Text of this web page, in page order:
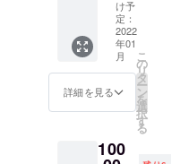
日：
2022/2/
5（土）
午前10
時～12
参加方
法：
ソッド
につい
てはこ
ちらか
⇒https:
//wm-
salon.c
ronoki/
本文中
のリ
ターン
紹介の
項目を
ご覧く
ださ
い。
スメー
ル、メ
御社従
業員の
方の子
育ての
お悩み
をとこ
とんお
聞きし
（10回/
社、1回
け予
定：
2022
年01
月
詳細を見る
こ
の
リ
タ
ー
ン
を
選
択
す
る
100